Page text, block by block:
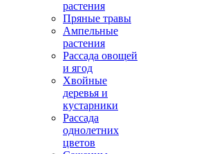
растения
Пряные травы
Ампельные
растения
Рассада овощей
и ягод
Хвойные
деревья и
кустарники
Рассада
однолетних
цветов